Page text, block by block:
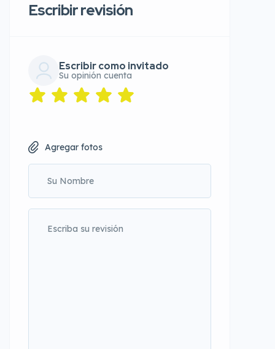
Escribir revisión
Escribir como invitado
Su opinión cuenta
Agregar fotos